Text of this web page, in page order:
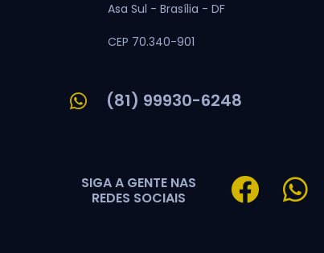
Asa Sul - Brasília - DF
CEP 70.340-901
(81) 99930-6248
SIGA A GENTE NAS
REDES SOCIAIS